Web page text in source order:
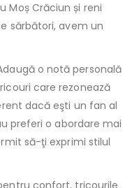
Moș Crăciun și reni
sărbători, avem un
o notă personală
care rezonează
dacă eşti un fan al
preferi o abordare mai
să-ţi exprimi stilul